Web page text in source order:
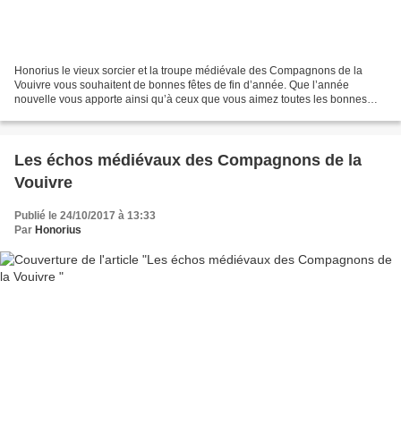
Honorius le vieux sorcier et la troupe médiévale des Compagnons de la
Vouivre vous souhaitent de bonnes fêtes de fin d’année. Que l’année
nouvelle vous apporte ainsi qu’à ceux que vous aimez toutes les bonnes
Les échos médiévaux des Compagnons de la
Vouivre
Publié le 24/10/2017 à 13:33
Par Honorius